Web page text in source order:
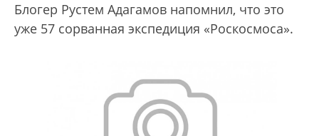
Блогер Рустем Адагамов напомнил, что это
уже 57 сорванная экспедиция «Роскосмоса».